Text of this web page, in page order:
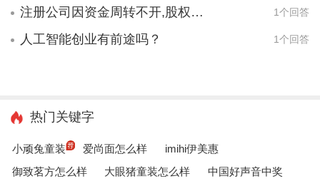
注册公司因资金周转不开,股权会发生变化吗? 1个回答
人工智能创业有前途吗？ 1个回答
热门关键字
小顽兔童装 爱尚面怎么样
imihi伊美惠
御致茗方怎么样
大眼猪童装怎么样
中国好声音中奖